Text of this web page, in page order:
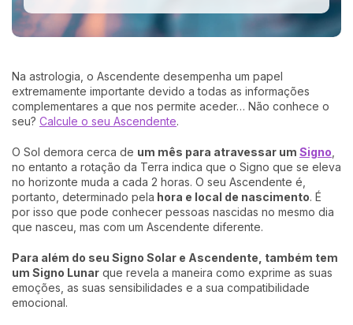
Na astrologia, o Ascendente desempenha um papel
extremamente importante devido a todas as informações
complementares a que nos permite aceder… Não conhece o
seu? Calcule o seu Ascendente.
O Sol demora cerca de um mês para atravessar um Signo
no entanto a rotação da Terra indica que o Signo que se eleva
no horizonte muda a cada 2 horas. O seu Ascendente é,
portanto, determinado pela hora e local de nascimento. É
por isso que pode conhecer pessoas nascidas no mesmo dia
que nasceu, mas com um Ascendente diferente.
Para além do seu Signo Solar e Ascendente, também tem
um Signo Lunar que revela a maneira como exprime as suas
emoções, as suas sensibilidades e a sua compatibilidade
emocional.